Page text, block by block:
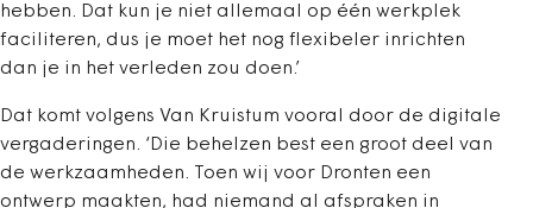
hebben. Dat kun je niet allemaal op één werkplek
faciliteren, dus je moet het nog flexibeler inrichten
dan je in het verleden zou doen.’
Dat komt volgens Van Kruistum vooral door de digitale
vergaderingen. ‘Die behelzen best een groot deel van
de werkzaamheden. Toen wij voor Dronten een
ontwerp maakten, had niemand al afspraken in